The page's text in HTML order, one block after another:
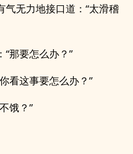
气无力地接口道：“太滑稽
那要怎么办？”
看这事要怎么办？”
饿？”